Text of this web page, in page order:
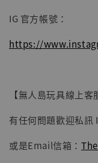
IG 官方帳號：
https://
【無人島玩具線上客
有任何問題歡迎私訊
或是Email信箱：